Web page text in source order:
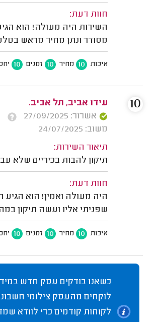
חוות דעת:
השירות היה מעולה! הוא
מסודר ונתן מחיר מראש
איכות 10 מחיר 10 זמנים 10
עידו אביב, תל אביב.
אשרור: 27/09/2025
משוב: 24/07/2025
תיאור השירות:
תיקון להבות בכיריים שלא
חוות דעת:
היה מעולה ואמין! הוא
שפניתי אליו ועשה תיקון
איכות 10 מחיר 10 זמנים 10
10
כשאנו בודקים עסק חדש
לוקחים מהעסק צילומי
לקוחות קודמים כדי לוודא